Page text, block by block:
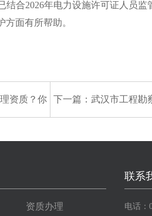
2026年电力设施许可证人员监
方面有所帮助。
资质？你 下一篇：武汉市工程勘
批）
资质办理
联系
电话：